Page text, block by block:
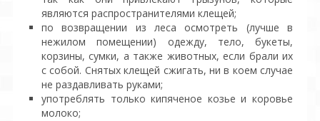
являются распространителями клещей;
по возвращении из леса осмотреть (лучше в
нежилом помещении) одежду, тело, букеты,
корзины, сумки, а также животных, если брали их
с собой. Снятых клещей сжигать, ни в коем случае
не раздавливать руками;
употреблять только кипяченое козье и коровье
молоко;